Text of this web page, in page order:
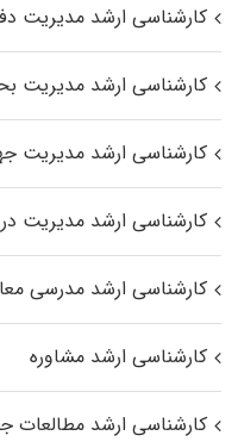
کارشناسی ارشد مدیریت
کارشناسی ارشد مدیریت
کارشناسی ارشد مدیریت
کارشناسی ارشد مدیریت
کارشناسی ارشد مدرسی
کارشناسی ارشد مشاوره
کارشناسی ارشد مطالعات